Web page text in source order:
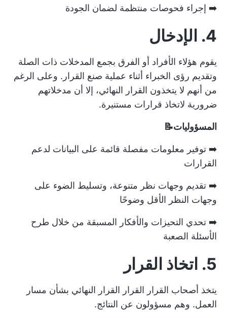
➡️ إجراء فحوصات منتظمة لضمان الجودة
4. الإدخال
يقوم هؤلاء الأفراد أو الفرق بجمع المدخلات ذات الصلة
وتقديم رؤى الخبراء أثناء عملية صنع القرار. وعلى الرغم
من أنهم لا يتخذون القرار النهائي، إلا أن مدخلاتهم
ضرورية لاتخاذ قرارات مستنيرة.
المسؤوليات📝
➡️ توفير معلومات مفصلة قائمة على البيانات لدعم
القرارات
➡️ تقديم وجهات نظر متنوعة، وتسليط الضوء على
وجهات النظر الأقل وضوحًا
➡️ تحدي التحيزات والأفكار المسبقة من خلال طرح
الأسئلة الصعبة
5. اتخاذ القرار
يتخذ أصحاب القرار القرار القرار النهائي بشأن مسار
العمل. وهم مسؤولون عن النتائج.